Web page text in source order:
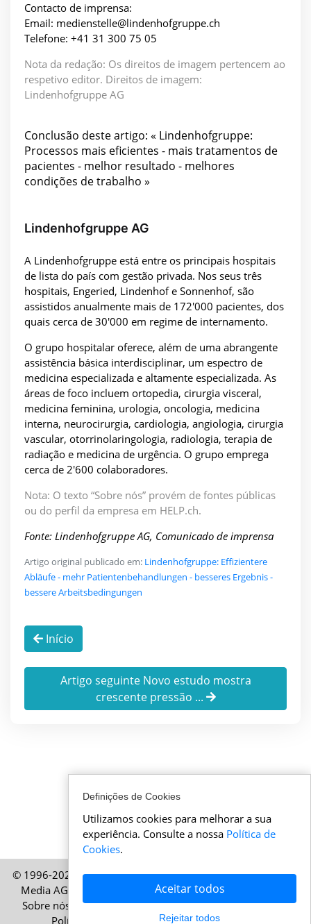
Contacto de imprensa:
Email: medienstelle@lindenhofgruppe.ch
Telefone: +41 31 300 75 05
Nota da redação: Os direitos de imagem pertencem ao
respetivo editor. Direitos de imagem:
Lindenhofgruppe AG
Conclusão deste artigo: « Lindenhofgruppe:
Processos mais eficientes - mais tratamentos de
pacientes - melhor resultado - melhores
condições de trabalho »
Lindenhofgruppe AG
A Lindenhofgruppe está entre os principais hospitais
de lista do país com gestão privada. Nos seus três
hospitais, Engeried, Lindenhof e Sonnenhof, são
assistidos anualmente mais de 172'000 pacientes, dos
quais cerca de 30'000 em regime de internamento.
O grupo hospitalar oferece, além de uma abrangente
assistência básica interdisciplinar, um espectro de
medicina especializada e altamente especializada. As
áreas de foco incluem ortopedia, cirurgia visceral,
medicina feminina, urologia, oncologia, medicina
interna, neurocirurgia, cardiologia, angiologia, cirurgia
vascular, otorrinolaringologia, radiologia, terapia de
radiação e medicina de urgência. O grupo emprega
cerca de 2'600 colaboradores.
Nota: O texto “Sobre nós” provém de fontes públicas
ou do perfil da empresa em HELP.ch.
Fonte: Lindenhofgruppe AG, Comunicado de imprensa
Artigo original publicado em: Lindenhofgruppe: Effizientere
Abläufe - mehr Patientenbehandlungen - besseres Ergebnis -
bessere Arbeitsbedingungen
Início
Artigo seguinte Novo estudo mostra
crescente pressão ...
© 1996-2026 AtualidadeSuica.pt – Uma publicação da HELP
Media AG, Zurique, Suíça – Todos os direitos reservados
Sobre nós
Informações legais|Termos de utilização|
Política de Cookies
Política de Privacidade
Definições de Cookies
Utilizamos cookies para melhorar a sua
experiência. Consulte a nossa Política de
Cookies.
Aceitar todos
Rejeitar todos